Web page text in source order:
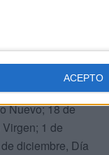
ACEPTO
Ya! y los
Nuevo; 18 de
1 de
diciembre, Día